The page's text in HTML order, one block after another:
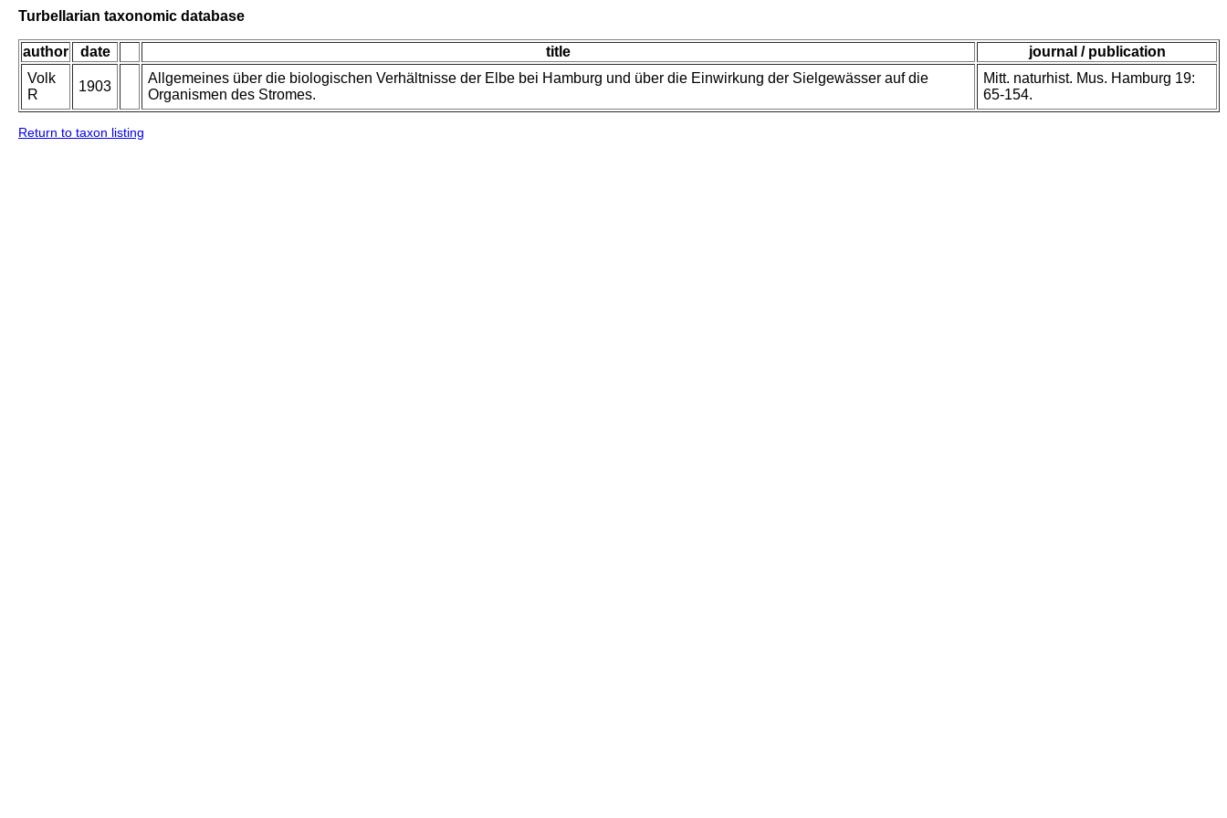
Turbellarian taxonomic database
author date title
journal / publication
Volk
R
1903
Allgemeines über die biologischen Verhältnisse der Elbe bei Hamburg und über die Einwirkung der Sielgewässer auf die
Organismen des Stromes.
Mitt. naturhist. Mus. Hamburg 19:
65-154.
Return to taxon listing